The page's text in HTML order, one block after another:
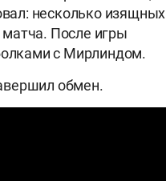
несколько изящных
матча. После игры
с Мирлиндом.
обмен.